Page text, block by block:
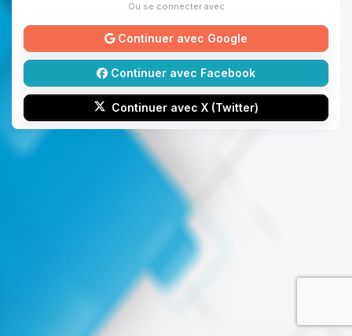
Ou se connecter avec
Continuer avec Google
Continuer avec Facebook
Continuer avec X (Twitter)